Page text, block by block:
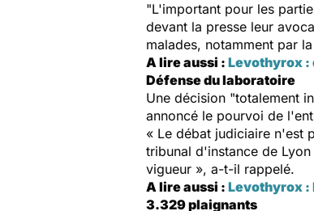
"L'important pour les
devant la presse leur
malades, notamment par
A lire aussi : Levothyrox :
Défense du laboratoire
Une décision "totalement
annoncé le pourvoi de
« Le débat judiciaire n'est
tribunal d'instance de
vigueur », a-t-il rappelé.
A lire aussi : Levothyrox :
3.329 plaignants